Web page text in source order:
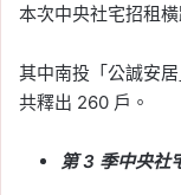
本次中央社宅招租
其中南投「公誠安
共釋出 260 戶。
第 3 季中央社